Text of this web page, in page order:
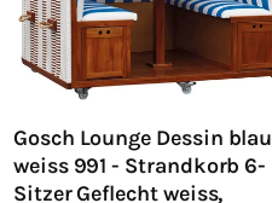
n
a
c
:
Gosch Lounge Dessin blau
weiss 991 - Strandkorb 6-
Sitzer Geflecht weiss,